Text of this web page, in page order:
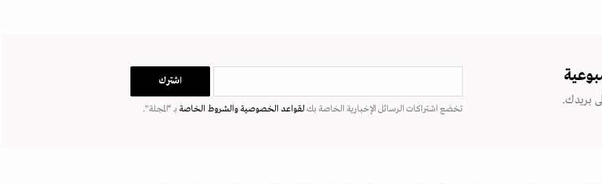
بريدك.
تخضع اشتراكات الرسائل الإخبارية الخاصة بكلقواعد الخصوصيةوالشروط الخاصة بـ “المجلة".